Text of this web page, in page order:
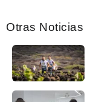
Otras Noticias